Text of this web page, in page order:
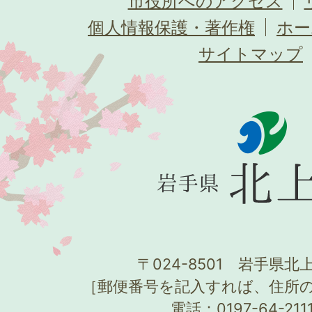
個人情報保護・著作権
ホ
サイトマップ
〒024-8501 岩手県北
［郵便番号を記入すれば、住所
電話：0197-64-